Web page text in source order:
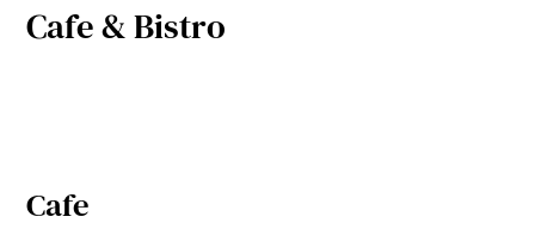
Cafe & Bistro
Cafe